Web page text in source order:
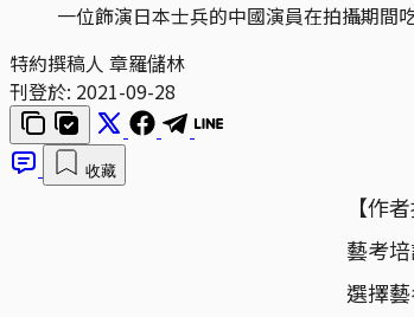
一位飾演日本士兵的中國演員在拍攝期間
特約撰稿人 章羅儲林
刊登於: 2021-09-28
收藏
【作
藝考
選擇